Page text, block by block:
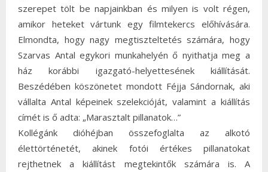
szerepet tölt be napjainkban és milyen is volt régen,
amikor heteket vártunk egy filmtekercs előhívására.
Elmondta, hogy nagy megtiszteltetés számára, hogy
Szarvas Antal egykori munkahelyén ő nyithatja meg a
ház korábbi igazgató-helyettesének kiállítását.
Beszédében köszönetet mondott Féjja Sándornak, aki
vállalta Antal képeinek szelekcióját, valamint a kiállítás
címét is ő adta: „Marasztalt pillanatok…”
Kollégánk dióhéjban összefoglalta az alkotó
élettörténetét, akinek fotói értékes pillanatokat
rejthetnek a kiállítást megtekintők számára is. A